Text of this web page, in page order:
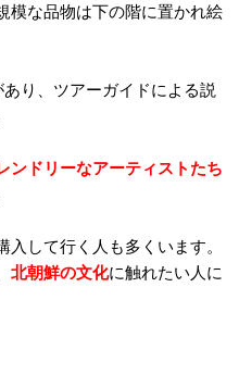
模な品物は下の階に置かれ絵
り、ツアーガイドによる説
ンドリーなアーティストたち
して行く人も多くいます。
北朝鮮の文化に触れたい人に